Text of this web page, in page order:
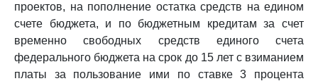
проектов, на пополнение остатка средств на едином
счете бюджета, и по бюджетным кредитам за счет
временно свободных средств единого счета
федерального бюджета на срок до 15 лет с взиманием
платы за пользование ими по ставке 3 процента